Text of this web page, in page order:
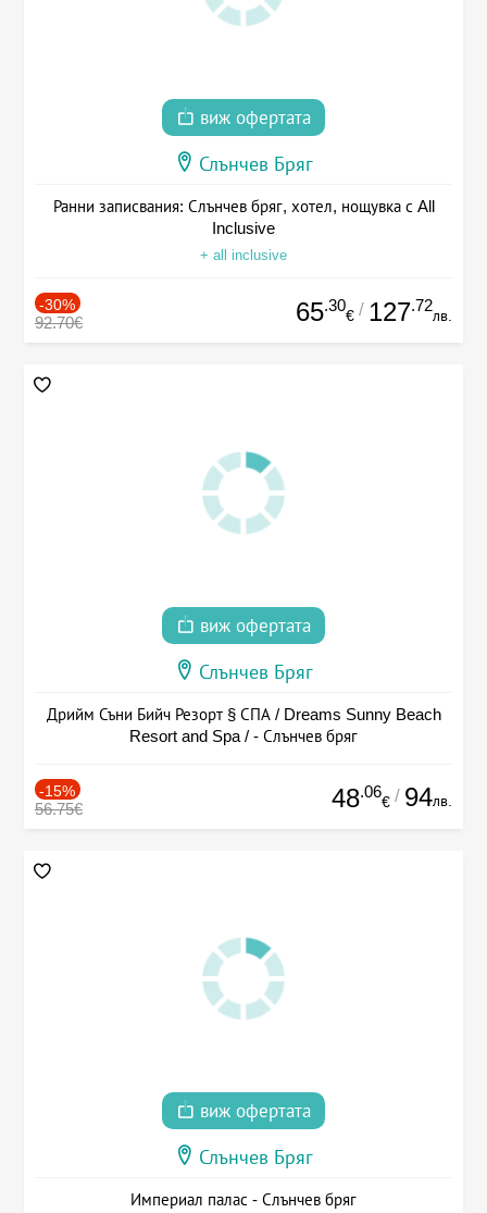
виж офертата
Слънчев Бряг
Ранни записвания: Слънчев бряг, хотел, нощувка с All
Inclusive
+ all inclusive
-30%
92.70€ 65.30
€ / 127.72
лв.
виж офертата
Слънчев Бряг
Дрийм Съни Бийч Резорт § СПА / Dreams Sunny Beach
Resort and Spa / - Слънчев бряг
-15%
56.75€ 48.06
€ / 94лв.
виж офертата
Слънчев Бряг
Империал палас - Слънчев бряг